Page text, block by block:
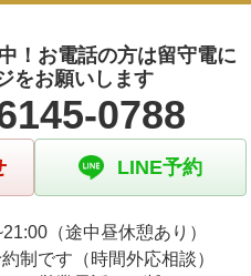
！お電話の方は留守電に
をお願いします
0788
LINE予約
（途中昼休憩あり）
制です（時間外応相談）